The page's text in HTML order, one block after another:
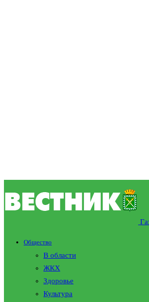
Общество
В области
ЖКХ
Здоровье
Культура